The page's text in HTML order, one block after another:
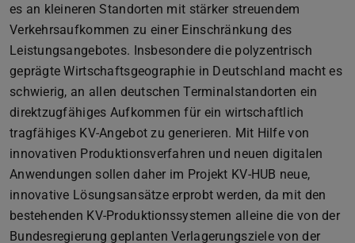
es an kleineren Standorten mit stärker streuendem
Verkehrsaufkommen zu einer Einschränkung des
Leistungsangebotes. Insbesondere die polyzentrisch
geprägte Wirtschaftsgeographie in Deutschland macht es
schwierig, an allen deutschen Terminalstandorten ein
direktzugfähiges Aufkommen für ein wirtschaftlich
tragfähiges KV-Angebot zu generieren. Mit Hilfe von
innovativen Produktionsverfahren und neuen digitalen
Anwendungen sollen daher im Projekt KV-HUB neue,
innovative Lösungsansätze erprobt werden, da mit den
bestehenden KV-Produktionssystemen alleine die von der
Bundesregierung geplanten Verlagerungsziele von der